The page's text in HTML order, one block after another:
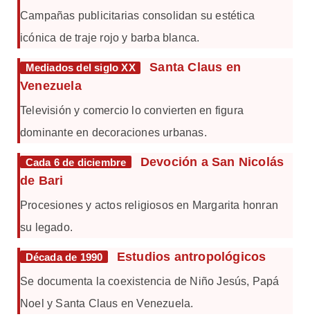
Campañas publicitarias consolidan su estética
icónica de traje rojo y barba blanca.
Mediados del siglo XX
Santa Claus en
Venezuela
Televisión y comercio lo convierten en figura
dominante en decoraciones urbanas.
Cada 6 de diciembre
Devoción a San Nicolás
de Bari
Procesiones y actos religiosos en Margarita honran
su legado.
Década de 1990 Estudios antropológicos
Se documenta la coexistencia de Niño Jesús, Papá
Noel y Santa Claus en Venezuela.